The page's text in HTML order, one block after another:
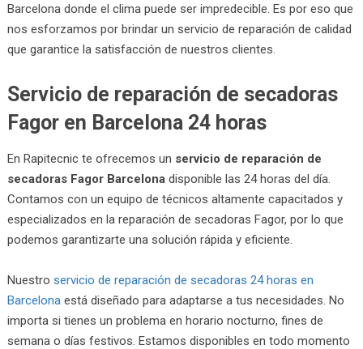
Barcelona donde el clima puede ser impredecible. Es por eso que
nos esforzamos por brindar un servicio de reparación de calidad
que garantice la satisfacción de nuestros clientes.
Servicio de reparación de secadoras
Fagor en Barcelona 24 horas
En Rapitecnic te ofrecemos un servicio de reparación de
secadoras Fagor Barcelonadisponible las 24 horas del día.
Contamos con un equipo de técnicos altamente capacitados y
especializados en la reparación de secadoras Fagor, por lo que
podemos garantizarte una solución rápida y eficiente.
Nuestro servicio de reparación de secadoras 24 horas en
Barcelona está diseñado para adaptarse a tus necesidades. No
importa si tienes un problema en horario nocturno, fines de
semana o días festivos. Estamos disponibles en todo momento